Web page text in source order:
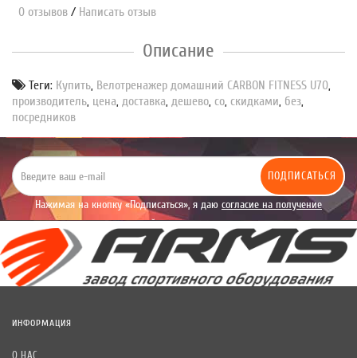
0 отзывов / Написать отзыв
Описание
Теги: Купить, Велотренажер домашний CARBON FITNESS U70,
производитель, цена, доставка, дешево, со, скидками, без,
посредников
ПОДПИСАТЬСЯ
Нажимая на кнопку «Подписаться», я даю согласие на получение
уведомлений рекламного характера.
ИНФОРМАЦИЯ
О НАС